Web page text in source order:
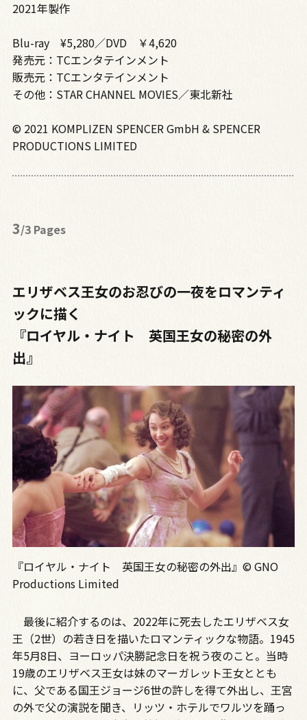
2021年製作
Blu-ray ¥5,280／DVD ￥4,620
発売元：TCエンタテインメント
販売元：TCエンタテインメント
その他：STAR CHANNEL MOVIES／東北新社
© 2021 KOMPLIZEN SPENCER GmbH & SPENCER
PRODUCTIONS LIMITED
3/3 Pages
エリザベス王女のお忍びの一夜をロマンティ
ックに描く
『ロイヤル・ナイト 英国王女の秘密の外
出』
『ロイヤル・ナイト 英国王女の秘密の外出』© GNO
Productions Limited
最後に紹介するのは、2022年に死去したエリザベス女
王（2世）の若き日を描いたロマンティックな物語。1945
年5月8日、ヨーロッパ決勝記念日を祝う夜のこと。当時
19歳のエリザベス王女は妹のマーガレット王女ととも
に、父である国王ジョージ6世の許しを得て外出し、王宮
の外で父の演説を聞き、リッツ・ホテルでワルツを踊っ